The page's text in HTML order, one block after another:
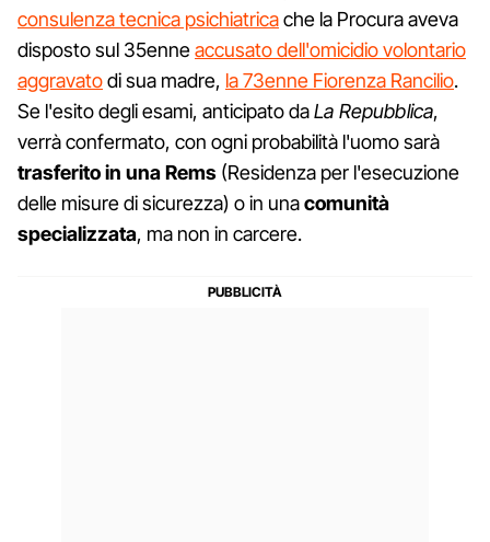
consulenza tecnica psichiatricache la Procura aveva
disposto sul 35enneaccusato dell'omicidio volontario
aggravatodi sua madre, la 73enne Fiorenza Rancilio.
Se l'esito degli esami, anticipato daLa Repubblica,
verrà confermato, con ogni probabilità l'uomo sarà
trasferito in una Rems (Residenza per l'esecuzione
delle misure di sicurezza) o in unacomunità
specializzata, ma non in carcere.